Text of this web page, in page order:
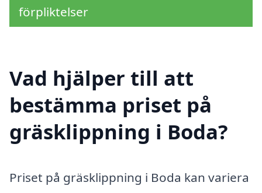
förpliktelser
Vad hjälper till att
bestämma priset på
gräsklippning i Boda?
Priset på gräsklippning i Boda kan variera